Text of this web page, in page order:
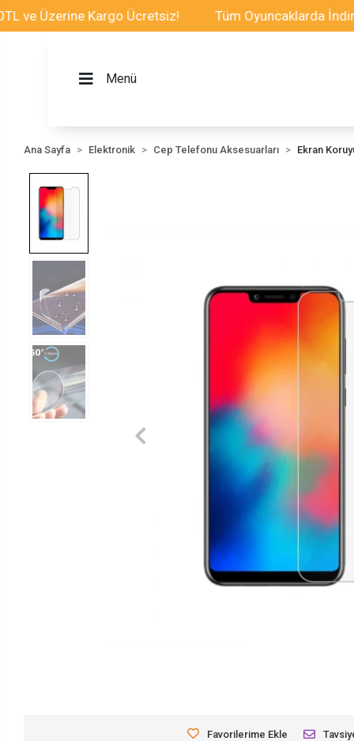
Kargo Ücretsiz! Tüm Oyuncaklarda İndirim
Menü
Ana Sayfa Elektronik Cep Telefonu Aksesuarları Ekran
Favorilerime Ekle